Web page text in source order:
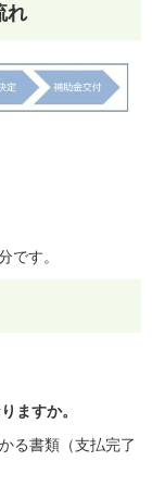
れ
です。
ますか。
る書類（支払完了